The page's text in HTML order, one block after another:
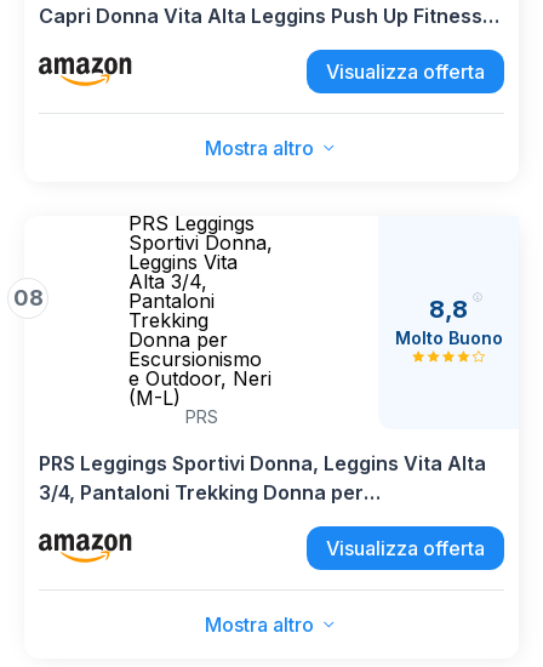
Capri Donna Vita Alta Leggins Push Up Fitness
Sportivi Pantaloncini Yoga Controllo della Pancia
Elastici Pilates Palestra Running Corti Pantaloni
Visualizza offerta
Mostra altro
08
PRS Leggings
Sportivi Donna,
Leggins Vita
Alta 3/4,
Pantaloni
Trekking
Donna per
Escursionismo
e Outdoor, Neri
(M-L)
PRS
8,8
Molto Buono
PRS Leggings Sportivi Donna, Leggins Vita Alta
3/4, Pantaloni Trekking Donna per
Escursionismo e Outdoor, Neri (M-L)
Visualizza offerta
Mostra altro